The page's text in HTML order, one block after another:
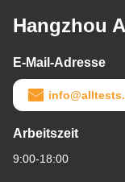
Hangzhou
E-Mail-Adresse
Arbeitszeit
9:00-18:00